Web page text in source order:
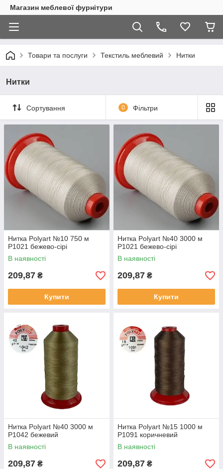
Магазин меблевої фурнітури
Товари та послуги Текстиль меблевий Нитки
Нитки
Сортування 0 Фільтри
Нитка Polyart №10 750 м
Р1021 бежево-сірі
В наявності
209,87 ₴
Купити
Нитка Polyart №40 3000 м
Р1021 бежево-сірі
В наявності
209,87 ₴
Купити
Нитка Polyart №40 3000 м
Р1042 бежевий
В наявності
209,87 ₴
Нитка Polyart №15 1000 м
Р1091 коричневий
В наявності
209,87 ₴